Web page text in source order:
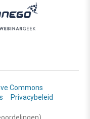
Commons
Privacybeleid